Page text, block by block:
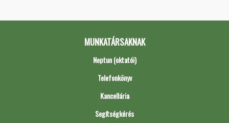
MUNKATÁRSAKNAK
Neptun (oktatói)
Telefonkönyv
Kancellária
Segítségkérés